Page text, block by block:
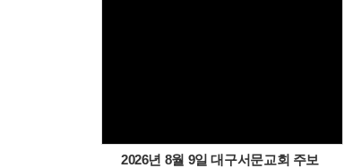
2026년 8월 9일 대구서문교회 주보